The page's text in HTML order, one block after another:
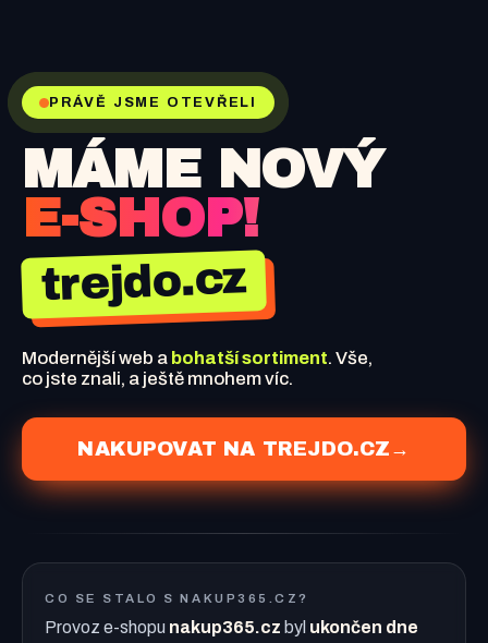
PRÁVĚ JSME OTEVŘELI
MÁME NOVÝ
E-SHOP!
trejdo.cz
Modernější web a bohatší sortiment. Vše,
co jste znali, a ještě mnohem víc.
NAKUPOVAT NA TREJDO.CZ →
CO SE STALO S NAKUP365.CZ?
Provoz e-shopu nakup365.cz byl ukončen dne